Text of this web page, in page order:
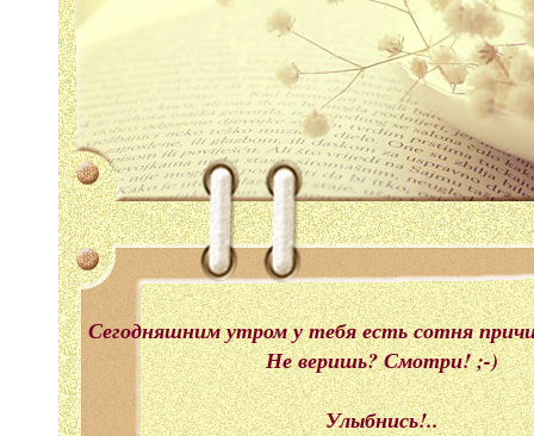
Сегодняшним утром у тебя есть сотня
Не веришь? Смотри! ;-)
Улыбнись!..